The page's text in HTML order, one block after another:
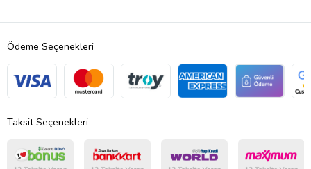
Ödeme Seçenekleri
Taksit Seçenekleri